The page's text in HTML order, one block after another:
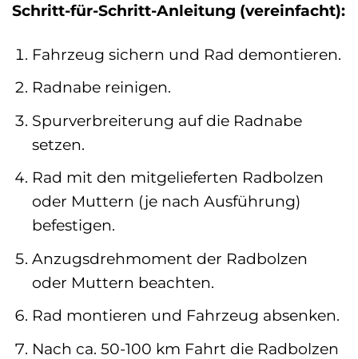
Schritt-für-Schritt-Anleitung (vereinfacht):
Fahrzeug sichern und Rad demontieren.
Radnabe reinigen.
Spurverbreiterung auf die Radnabe
setzen.
Rad mit den mitgelieferten Radbolzen
oder Muttern (je nach Ausführung)
befestigen.
Anzugsdrehmoment der Radbolzen
oder Muttern beachten.
Rad montieren und Fahrzeug absenken.
Nach ca. 50-100 km Fahrt die Radbolzen